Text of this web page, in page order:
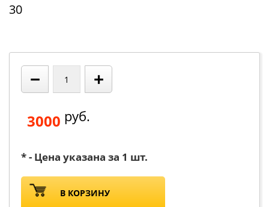
30
− +
3000 руб.
* - Цена указана за 1 шт.
В КОРЗИНУ